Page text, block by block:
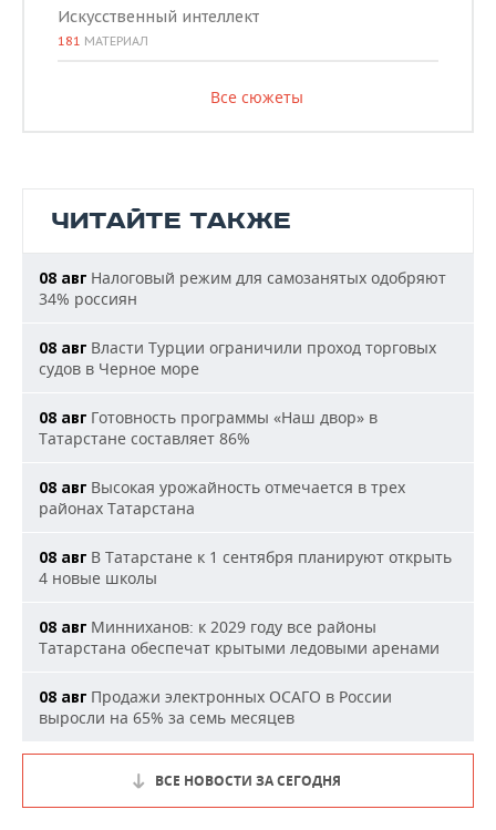
Искусственный интеллект
181 МАТЕРИАЛ
Все сюжеты
ЧИТАЙТЕ ТАКЖЕ
08 авг Налоговый режим для самозанятых одобряют
34% россиян
08 авг Власти Турции ограничили проход торговых
судов в Черное море
08 авг Готовность программы «Наш двор» в
Татарстане составляет 86%
08 авг Высокая урожайность отмечается в трех
районах Татарстана
08 авг В Татарстане к 1 сентября планируют открыть
4 новые школы
08 авг Минниханов: к 2029 году все районы
Татарстана обеспечат крытыми ледовыми аренами
08 авг Продажи электронных ОСАГО в России
выросли на 65% за семь месяцев
ВСЕ НОВОСТИ ЗА СЕГОДНЯ